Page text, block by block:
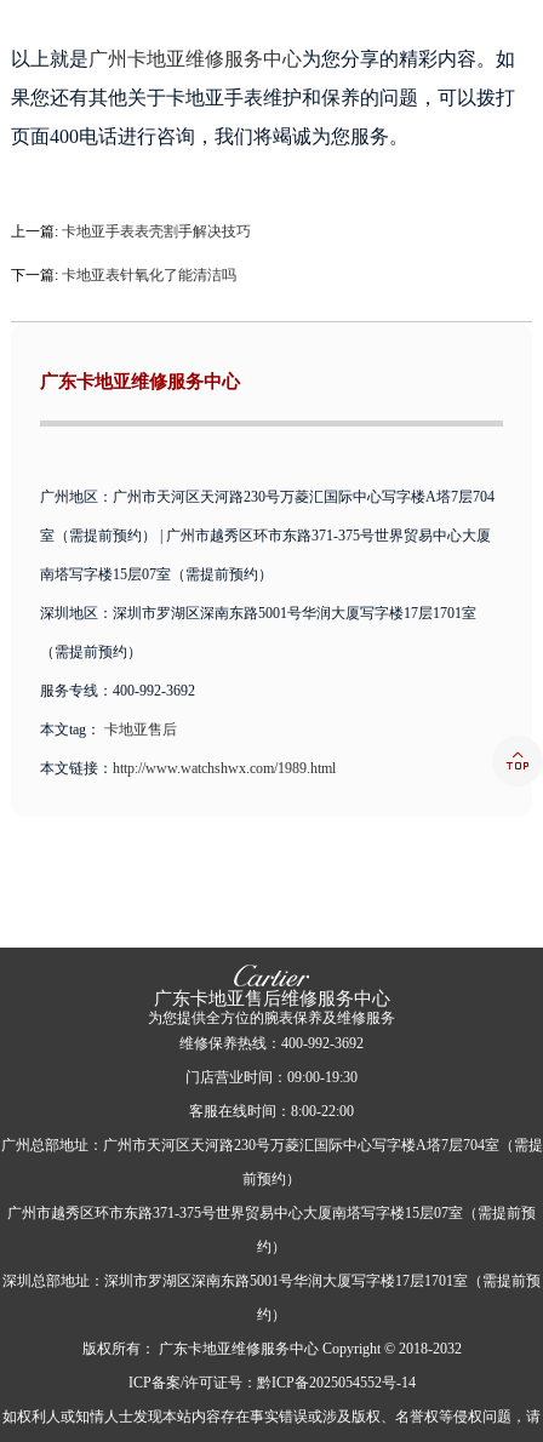
以上就是广州卡地亚维修服务中心为您分享的精彩内容。如
果您还有其他关于卡地亚手表维护和保养的问题，可以拨打
页面400电话进行咨询，我们将竭诚为您服务。
上一篇: 卡地亚手表表壳割手解决技巧
下一篇: 卡地亚表针氧化了能清洁吗
广东卡地亚维修服务中心
广州地区：广州市天河区天河路230号万菱汇国际中心写字楼A塔7层704
室（需提前预约） | 广州市越秀区环市东路371-375号世界贸易中心大厦
南塔写字楼15层07室（需提前预约）
深圳地区：深圳市罗湖区深南东路5001号华润大厦写字楼17层1701室
（需提前预约）
服务专线：400-992-3692
本文tag： 卡地亚售后
本文链接： http://www.watchshwx.com/1989.html
广东卡地亚售后维修服务中心
为您提供全方位的腕表保养及维修服务
维修保养热线：400-992-3692
门店营业时间：09:00-19:30
客服在线时间：8:00-22:00
广州总部地址：广州市天河区天河路230号万菱汇国际中心写字楼A塔7层704室（需提
前预约）
广州市越秀区环市东路371-375号世界贸易中心大厦南塔写字楼15层07室（需提前预
约）
深圳总部地址：深圳市罗湖区深南东路5001号华润大厦写字楼17层1701室（需提前预
约）
版权所有：
广东卡地亚维修服务中心 Copyright © 2018-2032
ICP备案/许可证号：黔ICP备2025054552号-14
如权利人或知情人士发现本站内容存在事实错误或涉及版权、名誉权等侵权问题，请
